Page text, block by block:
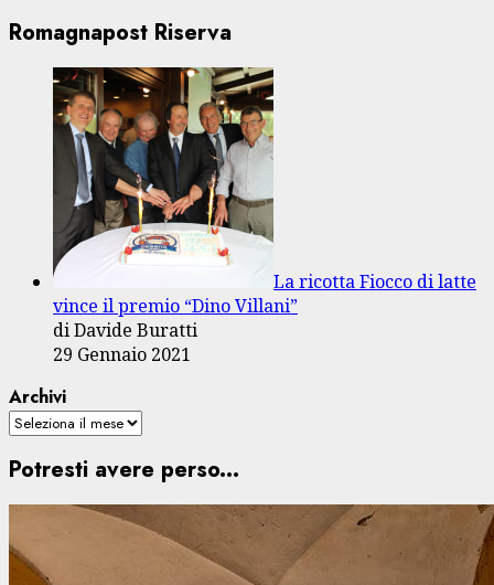
Romagnapost Riserva
La ricotta Fiocco di latte
vince il premio “Dino Villani”
di Davide Buratti
29 Gennaio 2021
Archivi
Potresti avere perso...